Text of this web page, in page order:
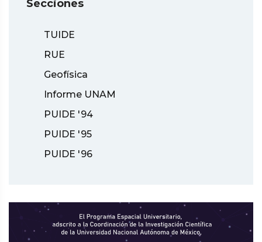
Secciones
TUIDE
RUE
Geofísica
Informe UNAM
PUIDE '94
PUIDE '95
PUIDE '96